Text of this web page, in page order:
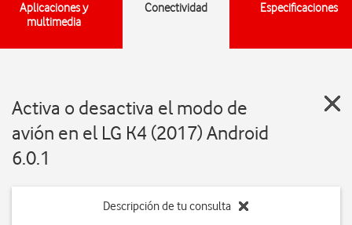
Aplicaciones y
multimedia
Conectividad Especificaciones
Activa o desactiva el modo de
avión en el LG K4 (2017) Android
6.0.1
Descripción de tu consulta